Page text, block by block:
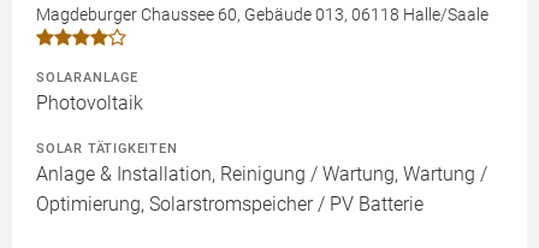
Magdeburger Chaussee 60, Gebäude 013, 06118 Halle/Saale
SOLARANLAGE
Photovoltaik
SOLAR TÄTIGKEITEN
Anlage & Installation, Reinigung / Wartung, Wartung /
Optimierung, Solarstromspeicher / PV Batterie